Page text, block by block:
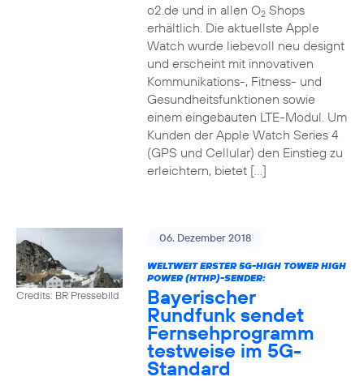
o2.de und in allen O2Shops
erhältlich. Die aktuellste Apple
Watch wurde liebevoll neu designt
und erscheint mit innovativen
Kommunikations-, Fitness- und
Gesundheitsfunktionen sowie
einem eingebauten LTE-Modul. Um
Kunden der Apple Watch Series 4
(GPS und Cellular) den Einstieg zu
erleichtern, bietet […]
Credits: BR Pressebild
06. Dezember 2018
WELTWEIT ERSTER 5G-HIGH TOWER HIGH
POWER (HTHP)-SENDER:
Bayerischer
Rundfunk sendet
Fernsehprogramm
testweise im 5G-
Standard